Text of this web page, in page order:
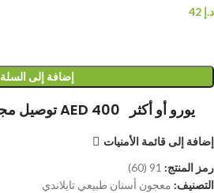
د.إ
إضافة إلى السلة
توصيل مجاني عند الشراء بقيمة AED 400 يورو أو أكثر
إضافة إلى قائمة الأمنيات
رمز المنتج: 91 (60)
التصنيف: معجون أسنان طبيعي تايلاندي